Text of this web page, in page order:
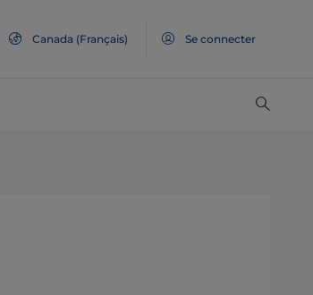
Canada (Français) Se connecter